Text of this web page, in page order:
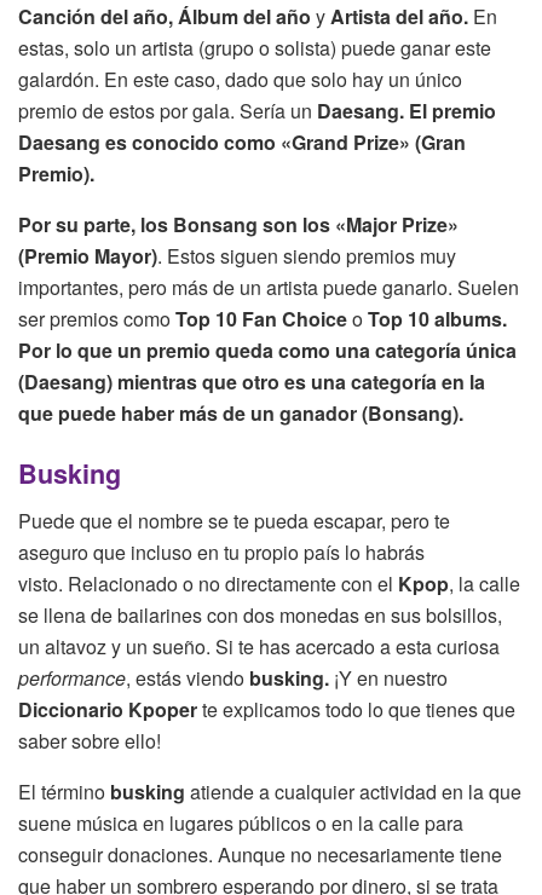
Canción del año, Álbum del año yArtista del año. En
estas, solo un artista (grupo o solista) puede ganar este
galardón. En este caso, dado que solo hay un único
premio de estos por gala. Sería un Daesang. El premio
Daesang es conocido como «Grand Prize» (Gran
Premio).
Por su parte, los Bonsang son los «Major Prize»
(Premio Mayor). Estos siguen siendo premios muy
importantes, pero más de un artista puede ganarlo. Suelen
ser premios comoTop 10 Fan ChoiceoTop 10 albums.
Por lo que un premio queda como una categoría única
(Daesang) mientras que otro es una categoría en la
que puede haber más de un ganador (Bonsang).
Busking
Puede que el nombre se te pueda escapar, pero te
aseguro que incluso en tu propio país lo habrás
visto. Relacionado o no directamente con el Kpop, la calle
se llena de bailarines con dos monedas en sus bolsillos,
un altavoz y un sueño. Si te has acercado a esta curiosa
performance, estás viendo busking. ¡Y en nuestro
Diccionario Kpoperte explicamos todo lo que tienes que
saber sobre ello!
El término busking atiende a cualquier actividad en la que
suene música en lugares públicos o en la calle para
conseguir donaciones. Aunque no necesariamente tiene
que haber un sombrero esperando por dinero, si se trata